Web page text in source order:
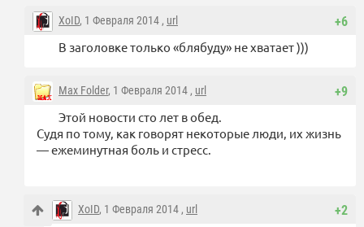
+6
XoID, 1 Февраля 2014 , url
В заголовке только «блябуду» не хватает )))
+9
Max Folder, 1 Февраля 2014 , url
Этой новости сто лет в обед.
Судя по тому, как говорят некоторые люди, их жизнь
— ежеминутная боль и стресс.
+2
XoID, 1 Февраля 2014 , url